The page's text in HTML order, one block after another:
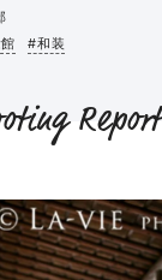
#和装
Report